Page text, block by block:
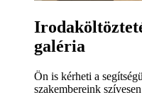
galéria
Ön is kérheti a
szakembereink